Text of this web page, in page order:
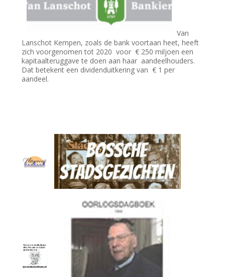
Van
Lanschot Kempen, zoals de bank voortaan heet, heeft
zich voorgenomen tot 2020 voor € 250 miljoen een
kapitaalteruggave te doen aan haar aandeelhouders.
Dat betekent een dividenduitkering van € 1 per
aandeel.